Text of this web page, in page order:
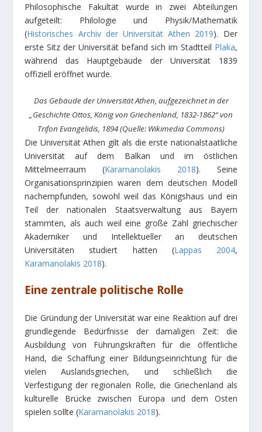
Philosophische Fakultät wurde in zwei Abteilungen
aufgeteilt: Philologie und Physik/Mathematik
(Historisches Archiv der Universität Athen 2019). Der
erste Sitz der Universität befand sich im Stadtteil Plaka,
während das Hauptgebäude der Universität 1839
offiziell eröffnet wurde.
Das Gebäude der Universität Athen, aufgezeichnet in der
„Geschichte Ottos, König von Griechenland, 1832-1862“ von
Trifon Evangelidis, 1894 (Quelle: Wikimedia Commons)
Die Universität Athen gilt als die erste nationalstaatliche
Universität auf dem Balkan und im östlichen
Mittelmeerraum (Karamanolakis 2018). Seine
Organisationsprinzipien waren dem deutschen Modell
nachempfunden, sowohl weil das Königshaus und ein
Teil der nationalen Staatsverwaltung aus Bayern
stammten, als auch weil eine große Zahl griechischer
Akademiker und Intellektueller an deutschen
Universitäten studiert hatten (Lappas 2004,
Karamanolakis 2018).
Eine zentrale politische Rolle
Die Gründung der Universität war eine Reaktion auf drei
grundlegende Bedürfnisse der damaligen Zeit: die
Ausbildung von Führungskräften für die öffentliche
Hand, die Schaffung einer Bildungseinrichtung für die
vielen Auslandsgriechen, und schließlich die
Verfestigung der regionalen Rolle, die Griechenland als
kulturelle Brücke zwischen Europa und dem Osten
spielen sollte (Karamanolakis 2018).